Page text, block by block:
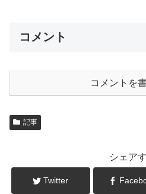
コメント
コメントを
記事
シェア
Twitter